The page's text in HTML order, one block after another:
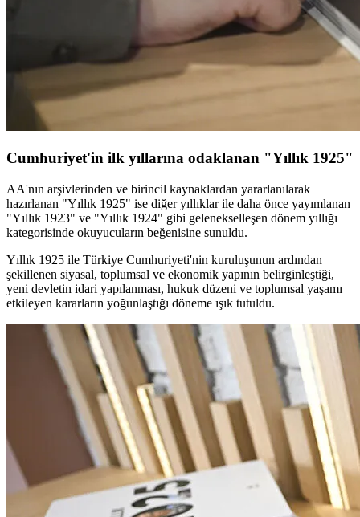
Cumhuriyet'in ilk yıllarına odaklanan "Yıllık 1925"
AA'nın arşivlerinden ve birincil kaynaklardan yararlanılarak
hazırlanan "Yıllık 1925" ise diğer yıllıklar ile daha önce yayımlanan
"Yıllık 1923" ve "Yıllık 1924" gibi gelenekselleşen dönem yıllığı
kategorisinde okuyucuların beğenisine sunuldu.
Yıllık 1925 ile Türkiye Cumhuriyeti'nin kuruluşunun ardından
şekillenen siyasal, toplumsal ve ekonomik yapının belirginleştiği,
yeni devletin idari yapılanması, hukuk düzeni ve toplumsal yaşamı
etkileyen kararların yoğunlaştığı döneme ışık tutuldu.